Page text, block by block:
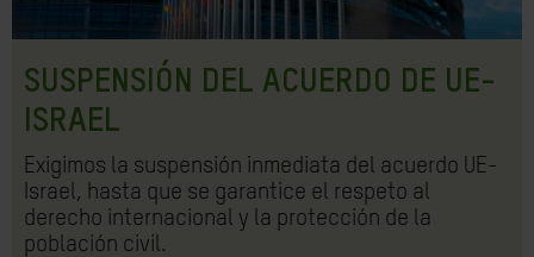
SUSPENSIÓN DEL ACUERDO DE UE-
ISRAEL
Exigimos la suspensión inmediata del acuerdo UE-
Israel, hasta que se garantice el respeto al
derecho internacional y la protección de la
población civil.